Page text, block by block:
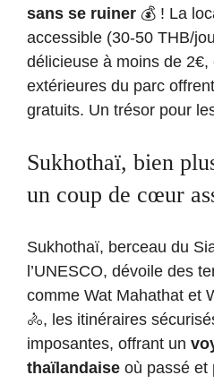
sans se ruiner 💰 ! La
accessible (30-50 THB/
délicieuse à moins de 2€,
extérieures du parc
gratuits. Un trésor pour
Sukhothaï, bien
un coup de cœur
Sukhothaï, berceau du
l’UNESCO, dévoile des
comme Wat Mahathat et
🚴, les itinéraires
imposantes, offrant un
thaïlandaise où passé et